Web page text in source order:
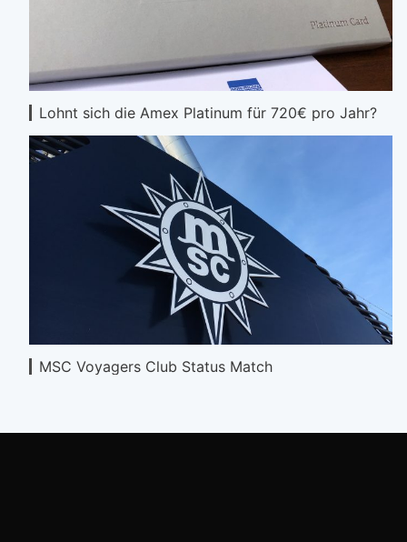
Lohnt sich die Amex Platinum für 720€ pro Jahr?
MSC Voyagers Club Status Match